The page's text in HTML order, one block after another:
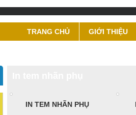
TRANG CHỦ GIỚI THIỆU
IN TEM NHÃN PHỤ